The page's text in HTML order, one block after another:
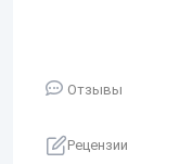
Отзывы
Рецензии